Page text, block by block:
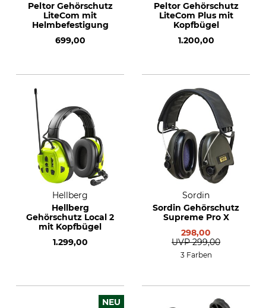
Peltor Gehörschutz
LiteCom mit
Helmbefestigung
699,00
Peltor Gehörschutz
LiteCom Plus mit
Kopfbügel
1.200,00
Hellberg
Hellberg
Gehörschutz Local 2
mit Kopfbügel
1.299,00
Sordin
Sordin Gehörschutz
Supreme Pro X
298,00
UVP 299,00
3 Farben
NEU